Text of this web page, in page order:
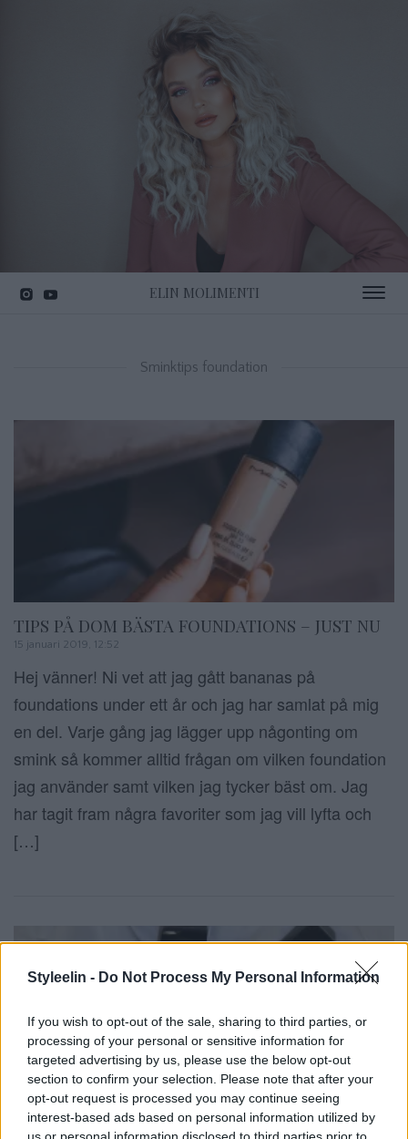
Styleelin - Do Not Process My Personal Information
If you wish to opt-out of the sale, sharing to third parties, or
processing of your personal or sensitive information for
targeted advertising by us, please use the below opt-out
section to confirm your selection. Please note that after your
opt-out request is processed you may continue seeing
interest-based ads based on personal information utilized by
us or personal information disclosed to third parties prior to
ELIN MOLIMENTI Toggle
Sminktips foundation
TIPS PÅ DOM BÄSTA FOUNDATIONS – JUST NU
15 januari 2019, 12:52
Hej vänner! Ni vet att jag gått bananas på
foundations under ett år och jag har samlat på mig
en del. Varje gång jag lägger upp någonting om
smink så kommer alltid frågan om vilken foundation
jag använder samt vilken jag tycker bäst om. Jag
har tagit fram några favoriter som jag vill lyfta och
[…]
MITT BÄSTA (NYA) BASTIPS / PRIMER &